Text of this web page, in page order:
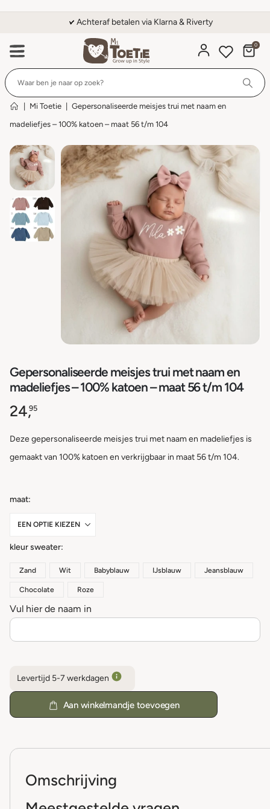
Achteraf betalen via Klarna & Riverty
0
Mi Toetie
Gepersonaliseerde meisjes trui met naam en
madeliefjes – 100% katoen – maat 56 t/m 104
Gepersonaliseerde meisjes trui met naam en
madeliefjes – 100% katoen – maat 56 t/m 104
24,95
Deze gepersonaliseerde meisjes trui met naam en madeliefjes is
gemaakt van 100% katoen en verkrijgbaar in maat 56 t/m 104.
maat
kleur sweater
Zand Wit Babyblauw IJsblauw Jeansblauw
Chocolate Roze
Vul hier de naam in
Levertijd 5-7 werkdagen
Aan winkelmandje toevoegen
Omschrijving